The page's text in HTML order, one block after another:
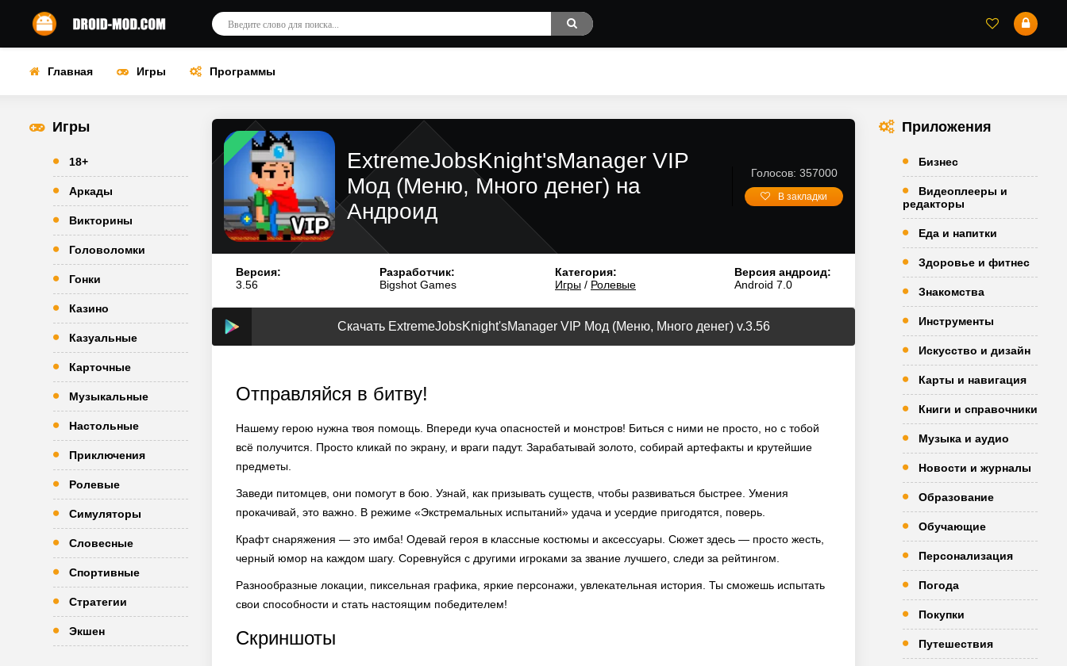
Главная Игры Программы
Игры
18+
Аркады
Викторины
Головоломки
Гонки
Казино
Казуальные
Карточные
Музыкальные
Настольные
Приключения
Ролевые
Симуляторы
Словесные
Спортивные
Стратегии
Экшен
ExtremeJobsKnight'sManager VIP
Мод (Меню, Много денег) на
Андроид
Голосов: 357000
В закладки
Версия:
3.56
Разработчик:
Bigshot Games
Категория:
Игры / Ролевые
Версия андроид:
Android 7.0
Скачать ExtremeJobsKnight'sManager VIP Мод (Меню, Много денег) v.3.56
Отправляйся в битву!
Нашему герою нужна твоя помощь. Впереди куча опасностей и монстров! Биться с ними не просто, но с тобой
всё получится. Просто кликай по экрану, и враги падут. Зарабатывай золото, собирай артефакты и крутейшие
предметы.
Заведи питомцев, они помогут в бою. Узнай, как призывать существ, чтобы развиваться быстрее. Умения
прокачивай, это важно. В режиме «Экстремальных испытаний» удача и усердие пригодятся, поверь.
Крафт снаряжения — это имба! Одевай героя в классные костюмы и аксессуары. Сюжет здесь — просто жесть,
черный юмор на каждом шагу. Соревнуйся с другими игроками за звание лучшего, следи за рейтингом.
Разнообразные локации, пиксельная графика, яркие персонажи, увлекательная история. Ты сможешь испытать
свои способности и стать настоящим победителем!
Скриншоты
Приложения
Бизнес
Видеоплееры и
редакторы
Еда и напитки
Здоровье и фитнес
Знакомства
Инструменты
Искусство и дизайн
Карты и навигация
Книги и справочники
Музыка и аудио
Новости и журналы
Образование
Обучающие
Персонализация
Погода
Покупки
Путешествия